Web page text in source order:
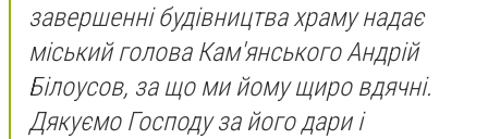
завершенні будівництва храму надає
міський голова Кам'янського Андрій
Білоусов, за що ми йому щиро вдячні.
Дякуємо Господу за його дари і